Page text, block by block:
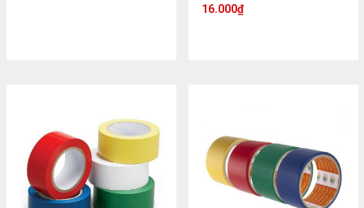
16.000₫